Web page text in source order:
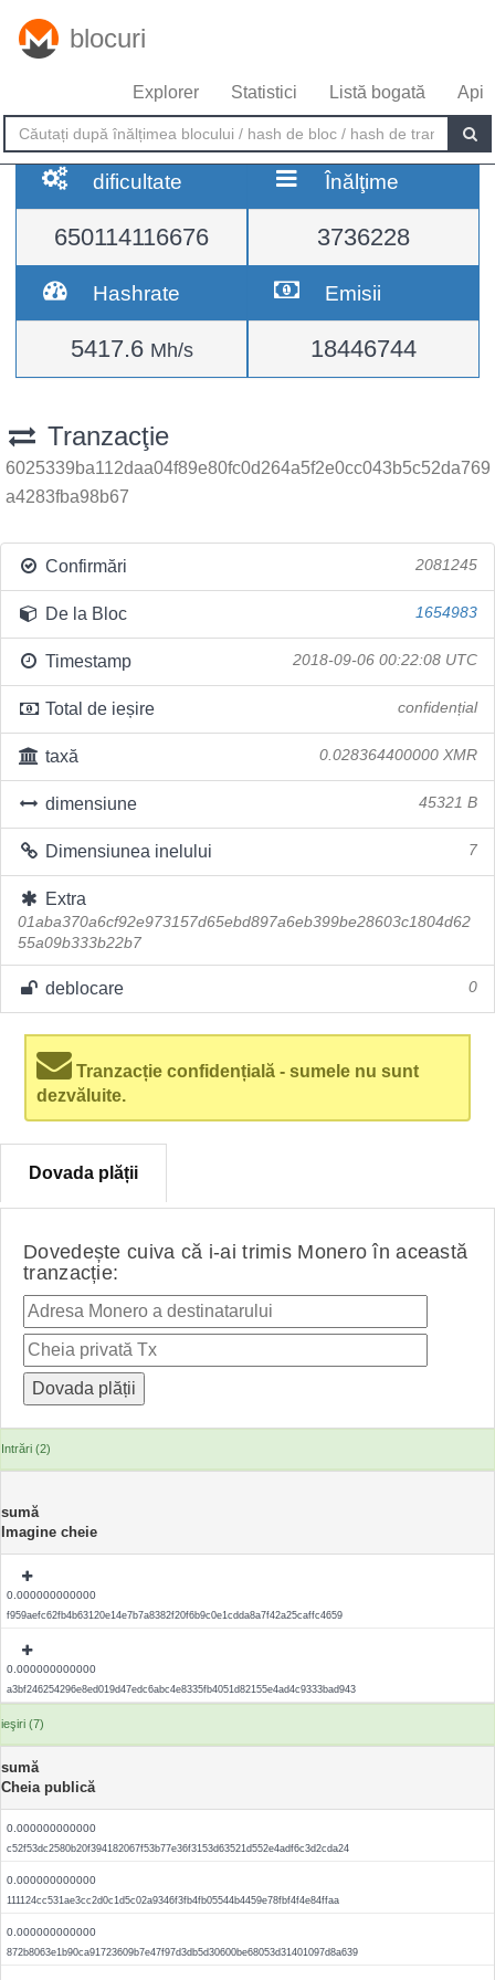
blocuri
Explorer Statistici Listă bogată Api
dificultate
650114116676
Înălţime
3736228
Hashrate
5417.6 Mh/s
Emisii
18446744
Tranzacţie
6025339ba112daa04f89e80fc0d264a5f2e0cc043b5c52da769
a4283fba98b67
Confirmări 2081245
De la Bloc 1654983
Timestamp 2018-09-06 00:22:08 UTC
Total de ieșire confidențial
taxă 0.028364400000 XMR
dimensiune 45321 B
Dimensiunea inelului 7
Extra
01aba370a6cf92e973157d65ebd897a6eb399be28603c1804d62
55a09b333b22b7
deblocare 0
Tranzacție confidențială - sumele nu sunt
dezvăluite.
Dovada plății
Dovedește cuiva că i-ai trimis Monero în această
tranzacție:
Intrări (2)
sumă
Imagine cheie
0.000000000000
f959aefc62fb4b63120e14e7b7a8382f20f6b9c0e1cdda8a7f42a25caffc4659
0.000000000000
a3bf246254296e8ed019d47edc6abc4e8335fb4051d82155e4ad4c9333bad943
ieşiri (7)
sumă
Cheia publică
0.000000000000
c52f53dc2580b20f394182067f53b77e36f3153d63521d552e4adf6c3d2cda24
0.000000000000
111124cc531ae3cc2d0c1d5c02a9346f3fb4fb05544b4459e78fbf4f4e84ffaa
0.000000000000
872b8063e1b90ca91723609b7e47f97d3db5d30600be68053d31401097d8a639